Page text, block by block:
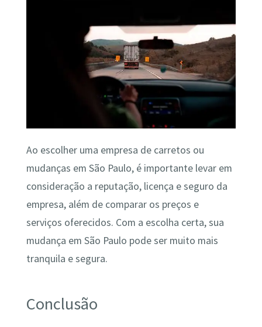
Ao escolher uma empresa de carretos ou
mudanças em São Paulo, é importante levar em
consideração a reputação, licença e seguro da
empresa, além de comparar os preços e
serviços oferecidos. Com a escolha certa, sua
mudança em São Paulo pode ser muito mais
tranquila e segura.
Conclusão